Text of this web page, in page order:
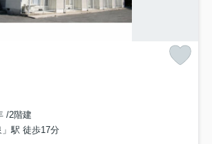
/2階建
駅 徒歩17分